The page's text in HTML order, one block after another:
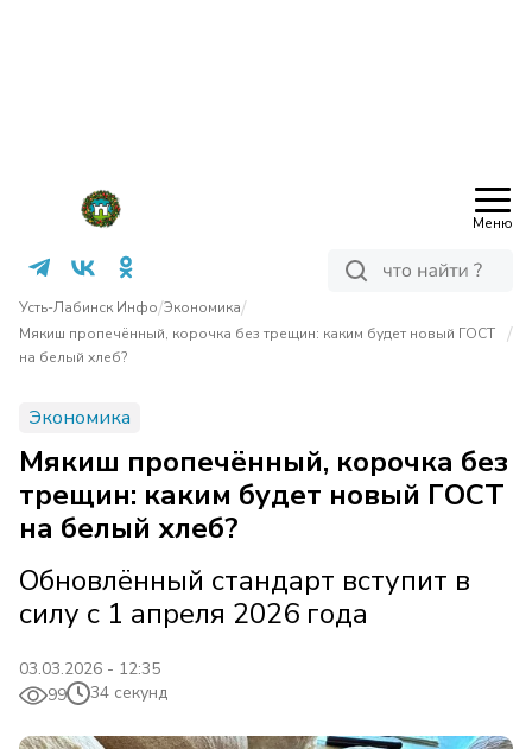
Меню
Усть-Лабинск Инфо/Экономика/
Мякиш пропечённый, корочка без трещин: каким будет новый ГОСТ
на белый хлеб?
/
Экономика
Мякиш пропечённый, корочка без
трещин: каким будет новый ГОСТ
на белый хлеб?
Обновлённый стандарт вступит в
силу с 1 апреля 2026 года
03.03.2026 - 12:35
99
34 секунд